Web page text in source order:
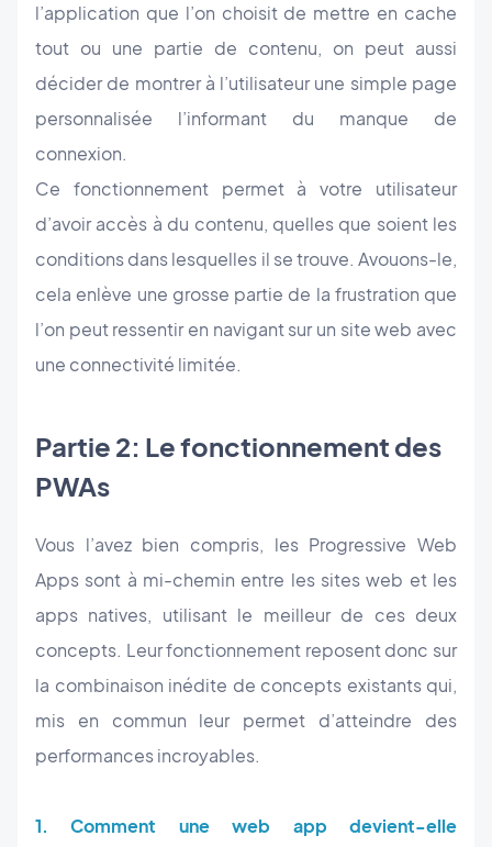
l’application que l’on choisit de mettre en cache
tout ou une partie de contenu, on peut aussi
décider de montrer à l’utilisateur une simple page
personnalisée l’informant du manque de
connexion.
Ce fonctionnement permet à votre utilisateur
d’avoir accès à du contenu, quelles que soient les
conditions dans lesquelles il se trouve. Avouons-le,
cela enlève une grosse partie de la frustration que
l’on peut ressentir en navigant sur un site web avec
une connectivité limitée.
Partie 2: Le fonctionnement des
PWAs
Vous l’avez bien compris, les Progressive Web
Apps sont à mi-chemin entre les sites web et les
apps natives, utilisant le meilleur de ces deux
concepts. Leur fonctionnement reposent donc sur
la combinaison inédite de concepts existants qui,
mis en commun leur permet d’atteindre des
performances incroyables.
1. Comment une web app devient-elle